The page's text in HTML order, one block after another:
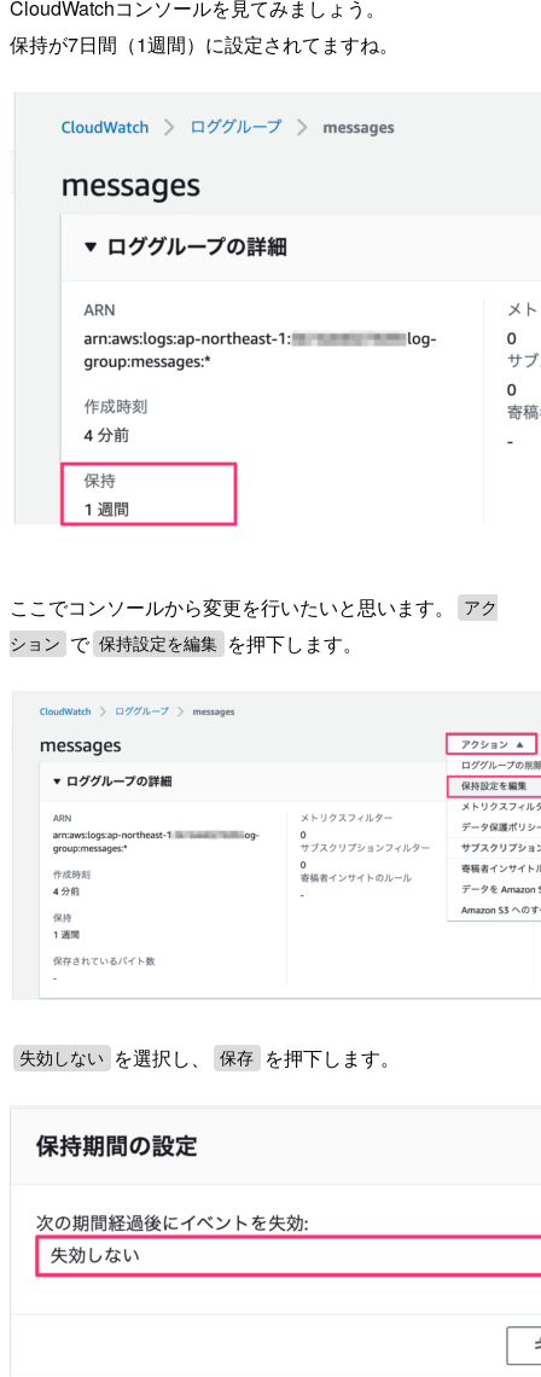
CloudWatchコンソールを見てみましょう。
保持が7日間（1週間）に設定されてますね。
ここでコンソールから変更を行いたいと思います。
アク
ション
で 保持設定を編集 を押下します。
失効しない を選択し、 保存 を押下します。